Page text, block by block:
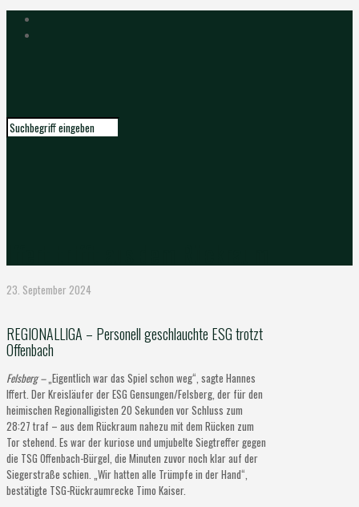
23. September 2024
REGIONALLIGA – Personell geschlauchte ESG trotzt
Offenbach
Felsberg –„Eigentlich war das Spiel schon weg“, sagte Hannes
Iffert. Der Kreisläufer der ESG Gensungen/Felsberg, der für den
heimischen Regionalligisten 20 Sekunden vor Schluss zum
28:27 traf – aus dem Rückraum nahezu mit dem Rücken zum
Tor stehend. Es war der kuriose und umjubelte Siegtreffer gegen
die TSG Offenbach-Bürgel, die Minuten zuvor noch klar auf der
Siegerstraße schien. „Wir hatten alle Trümpfe in der Hand“,
bestätigte TSG-Rückraumrecke Timo Kaiser.